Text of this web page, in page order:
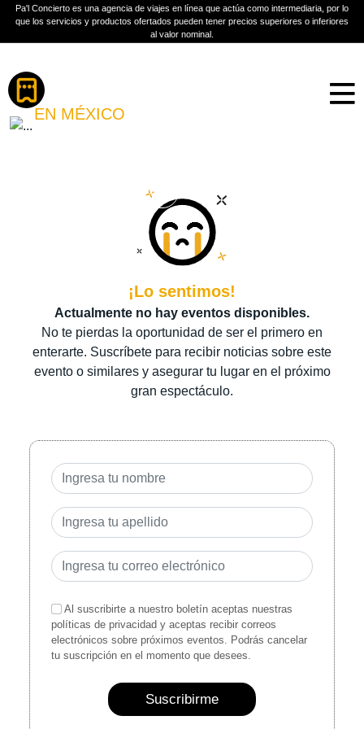
Pa'l Concierto es una agencia de viajes en línea que actúa como intermediaria, por lo
que los servicios y productos ofertados pueden tener precios superiores o inferiores
al valor nominal.
CHARLOTTE DE WITTE
EN MÉXICO
Más información
¡Lo sentimos!
Actualmente no hay eventos disponibles.
No te pierdas la oportunidad de ser el primero en
enterarte. Suscríbete para recibir noticias sobre este
evento o similares y asegurar tu lugar en el próximo
gran espectáculo.
Al suscribirte a nuestro boletín aceptas nuestras
políticas de privacidad y aceptas recibir correos
electrónicos sobre próximos eventos. Podrás cancelar
tu suscripción en el momento que desees.
Suscribirme